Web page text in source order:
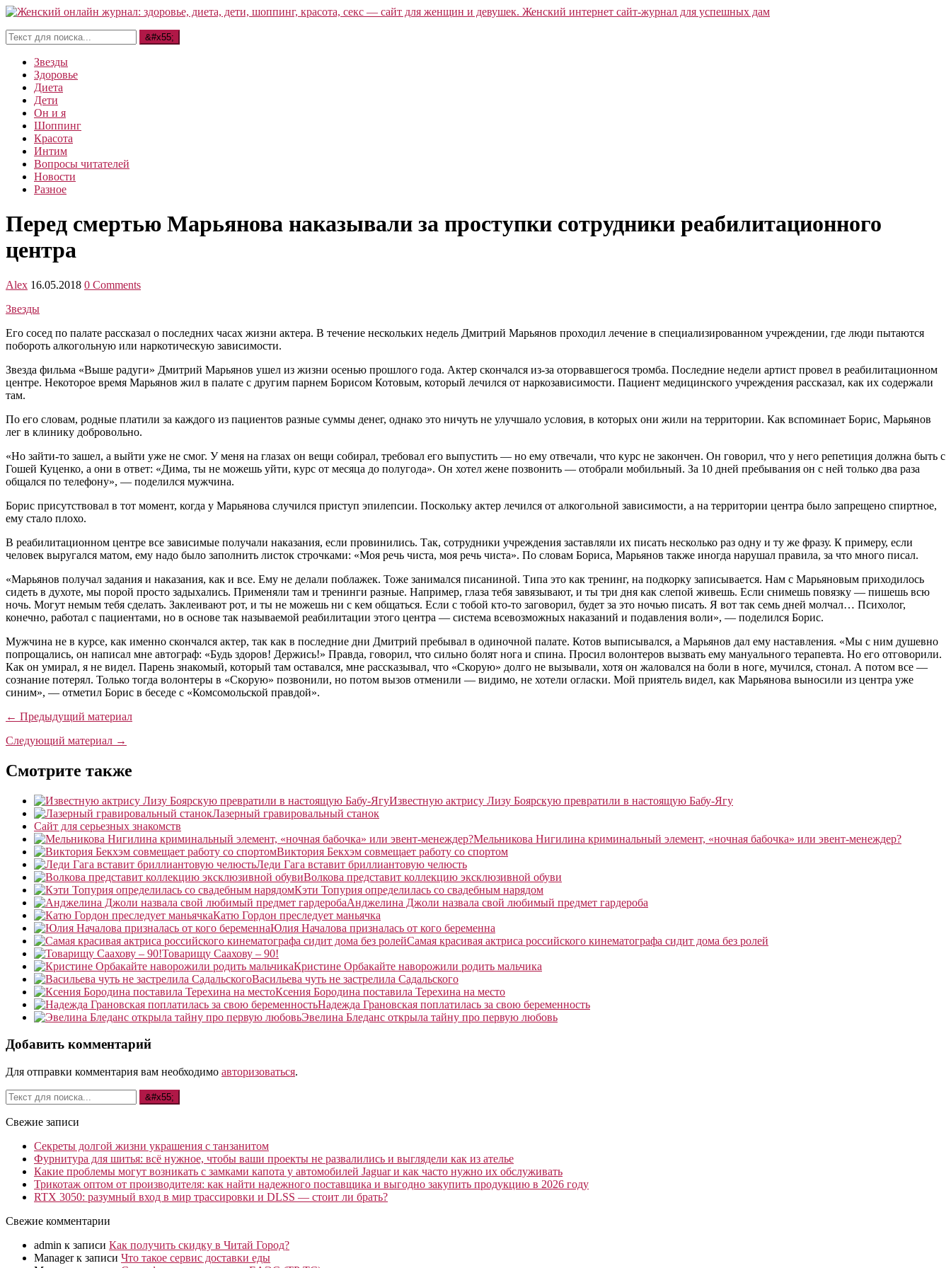
Звезды
Здоровье
Диета
Дети
Он и я
Шоппинг
Красота
Интим
Вопросы читателей
Новости
Разное
Перед смертью Марьянова наказывали за проступки сотрудники реабилитационного
центра
Alex 16.05.2018 0 Comments
Звезды
Его сосед по палате рассказал о последних часах жизни актера. В течение нескольких недель Дмитрий Марьянов проходил лечение в специализированном учреждении, где люди пытаются
побороть алкогольную или наркотическую зависимости.
Звезда фильма «Выше радуги» Дмитрий Марьянов ушел из жизни осенью прошлого года. Актер скончался из-за оторвавшегося тромба. Последние недели артист провел в реабилитационном
центре. Некоторое время Марьянов жил в палате с другим парнем Борисом Котовым, который лечился от наркозависимости. Пациент медицинского учреждения рассказал, как их содержали
там.
По его словам, родные платили за каждого из пациентов разные суммы денег, однако это ничуть не улучшало условия, в которых они жили на территории. Как вспоминает Борис, Марьянов
лег в клинику добровольно.
«Но зайти-то зашел, а выйти уже не смог. У меня на глазах он вещи собирал, требовал его выпустить — но ему отвечали, что курс не закончен. Он говорил, что у него репетиция должна быть с
Гошей Куценко, а они в ответ: «Дима, ты не можешь уйти, курс от месяца до полугода». Он хотел жене позвонить — отобрали мобильный. За 10 дней пребывания он с ней только два раза
общался по телефону», — поделился мужчина.
Борис присутствовал в тот момент, когда у Марьянова случился приступ эпилепсии. Поскольку актер лечился от алкогольной зависимости, а на территории центра было запрещено спиртное,
ему стало плохо.
В реабилитационном центре все зависимые получали наказания, если провинились. Так, сотрудники учреждения заставляли их писать несколько раз одну и ту же фразу. К примеру, если
человек выругался матом, ему надо было заполнить листок строчками: «Моя речь чиста, моя речь чиста». По словам Бориса, Марьянов также иногда нарушал правила, за что много писал.
«Марьянов получал задания и наказания, как и все. Ему не делали поблажек. Тоже занимался писаниной. Типа это как тренинг, на подкорку записывается. Нам с Марьяновым приходилось
сидеть в духоте, мы порой просто задыхались. Применяли там и тренинги разные. Например, глаза тебя завязывают, и ты три дня как слепой живешь. Если снимешь повязку — пишешь всю
ночь. Могут немым тебя сделать. Заклеивают рот, и ты не можешь ни с кем общаться. Если с тобой кто-то заговорил, будет за это ночью писать. Я вот так семь дней молчал… Психолог,
конечно, работал с пациентами, но в основе так называемой реабилитации этого центра — система всевозможных наказаний и подавления воли», — поделился Борис.
Мужчина не в курсе, как именно скончался актер, так как в последние дни Дмитрий пребывал в одиночной палате. Котов выписывался, а Марьянов дал ему наставления. «Мы с ним душевно
попрощались, он написал мне автограф: «Будь здоров! Держись!» Правда, говорил, что сильно болят нога и спина. Просил волонтеров вызвать ему мануального терапевта. Но его отговорили.
Как он умирал, я не видел. Парень знакомый, который там оставался, мне рассказывал, что «Скорую» долго не вызывали, хотя он жаловался на боли в ноге, мучился, стонал. А потом все —
сознание потерял. Только тогда волонтеры в «Скорую» позвонили, но потом вызов отменили — видимо, не хотели огласки. Мой приятель видел, как Марьянова выносили из центра уже
синим», — отметил Борис в беседе с «Комсомольской правдой».
← Предыдущий материал
Следующий материал →
Смотрите также
Известную актрису Лизу Боярскую превратили в настоящую Бабу-Ягу
Лазерный гравировальный станок
Сайт для серьезных знакомств
Мельникова Нигилина криминальный элемент, «ночная бабочка» или эвент-менеждер?
Виктория Бекхэм совмещает работу со спортом
Леди Гага вставит бриллиантовую челюсть
Волкова представит коллекцию эксклюзивной обуви
Кэти Топурия определилась со свадебным нарядом
Анджелина Джоли назвала свой любимый предмет гардероба
Катю Гордон преследует маньячка
Юлия Началова призналась от кого беременна
Самая красивая актриса российского кинематографа сидит дома без ролей
Товарищу Саахову – 90!
Кристине Орбакайте наворожили родить мальчика
Васильева чуть не застрелила Садальского
Ксения Бородина поставила Терехина на место
Надежда Грановская поплатилась за свою беременность
Эвелина Бледанс открыла тайну про первую любовь
Добавить комментарий
Для отправки комментария вам необходимо авторизоваться.
Свежие записи
Секреты долгой жизни украшения с танзанитом
Фурнитура для шитья: всё нужное, чтобы ваши проекты не развалились и выглядели как из ателье
Какие проблемы могут возникать с замками капота у автомобилей Jaguar и как часто нужно их обслуживать
Трикотаж оптом от производителя: как найти надежного поставщика и выгодно закупить продукцию в 2026 году
RTX 3050: разумный вход в мир трассировки и DLSS — стоит ли брать?
Свежие комментарии
admin к записи Как получить скидку в Читай Город?
Managerк записи Что такое сервис доставки еды